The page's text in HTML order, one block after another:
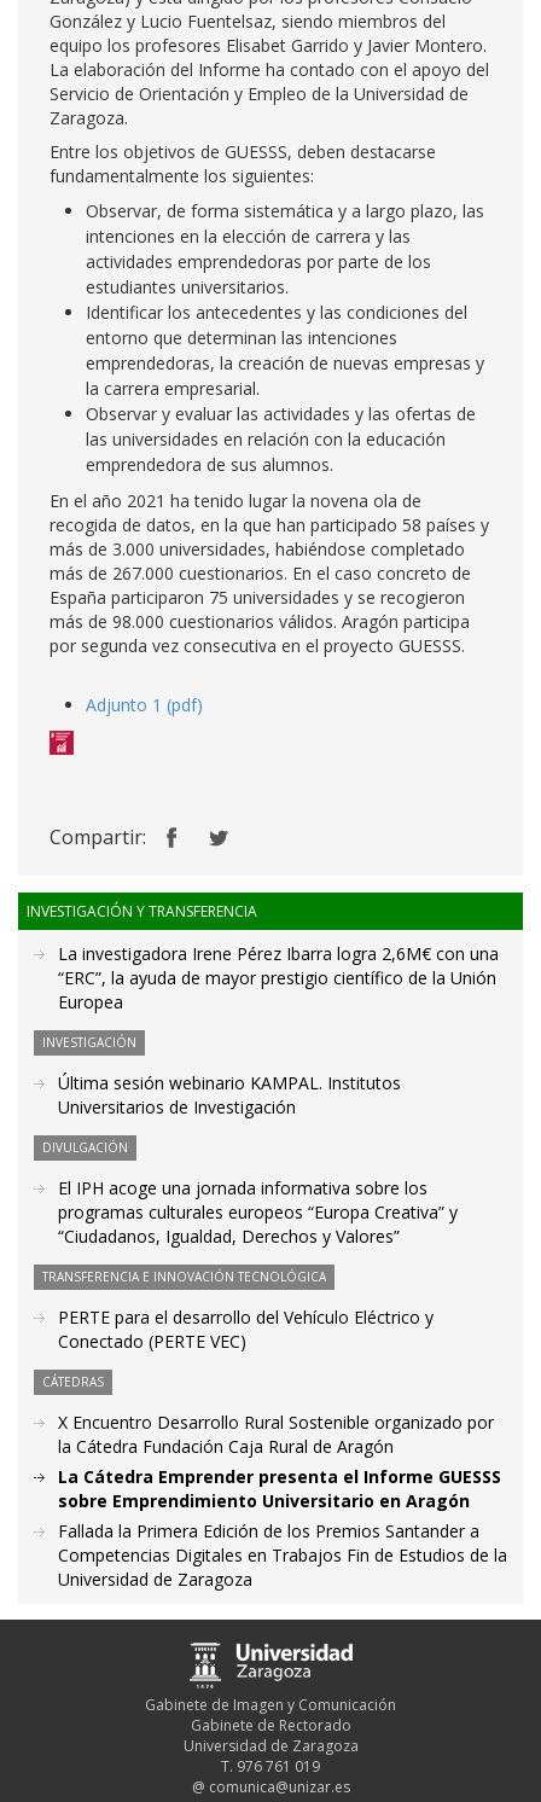
González y Lucio Fuentelsaz, siendo miembros del
equipo los profesores Elisabet Garrido y Javier Montero.
La elaboración del Informe ha contado con el apoyo del
Servicio de Orientación y Empleo de la Universidad de
Zaragoza.
Entre los objetivos de GUESSS, deben destacarse
fundamentalmente los siguientes:
Observar, de forma sistemática y a largo plazo, las
intenciones en la elección de carrera y las
actividades emprendedoras por parte de los
estudiantes universitarios.
Identificar los antecedentes y las condiciones del
entorno que determinan las intenciones
emprendedoras, la creación de nuevas empresas y
la carrera empresarial.
Observar y evaluar las actividades y las ofertas de
las universidades en relación con la educación
emprendedora de sus alumnos.
En el año 2021 ha tenido lugar la novena ola de
recogida de datos, en la que han participado 58 países y
más de 3.000 universidades, habiéndose completado
más de 267.000 cuestionarios. En el caso concreto de
España participaron 75 universidades y se recogieron
más de 98.000 cuestionarios válidos. Aragón participa
por segunda vez consecutiva en el proyecto GUESSS.
Adjunto 1 (pdf)
Compartir:
INVESTIGACIÓN Y TRANSFERENCIA
La investigadora Irene Pérez Ibarra logra 2,6M€ con una
“ERC”, la ayuda de mayor prestigio científico de la Unión
Europea
INVESTIGACIÓN
Última sesión webinario KAMPAL. Institutos
Universitarios de Investigación
DIVULGACIÓN
El IPH acoge una jornada informativa sobre los
programas culturales europeos “Europa Creativa” y
“Ciudadanos, Igualdad, Derechos y Valores”
TRANSFERENCIA E INNOVACIÓN TECNOLÓGICA
PERTE para el desarrollo del Vehículo Eléctrico y
Conectado (PERTE VEC)
CÁTEDRAS
X Encuentro Desarrollo Rural Sostenible organizado por
la Cátedra Fundación Caja Rural de Aragón
La Cátedra Emprender presenta el Informe GUESSS
sobre Emprendimiento Universitario en Aragón
Fallada la Primera Edición de los Premios Santander a
Competencias Digitales en Trabajos Fin de Estudios de la
Universidad de Zaragoza
Gabinete de Imagen y Comunicación
Gabinete de Rectorado
Universidad de Zaragoza
T. 976 761 019
@ comunica@unizar.es